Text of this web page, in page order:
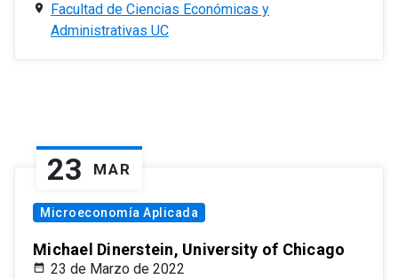
Facultad de Ciencias Económicas y
Administrativas UC
23 MAR
Microeconomía Aplicada
Michael Dinerstein, University of Chicago
23 de Marzo de 2022